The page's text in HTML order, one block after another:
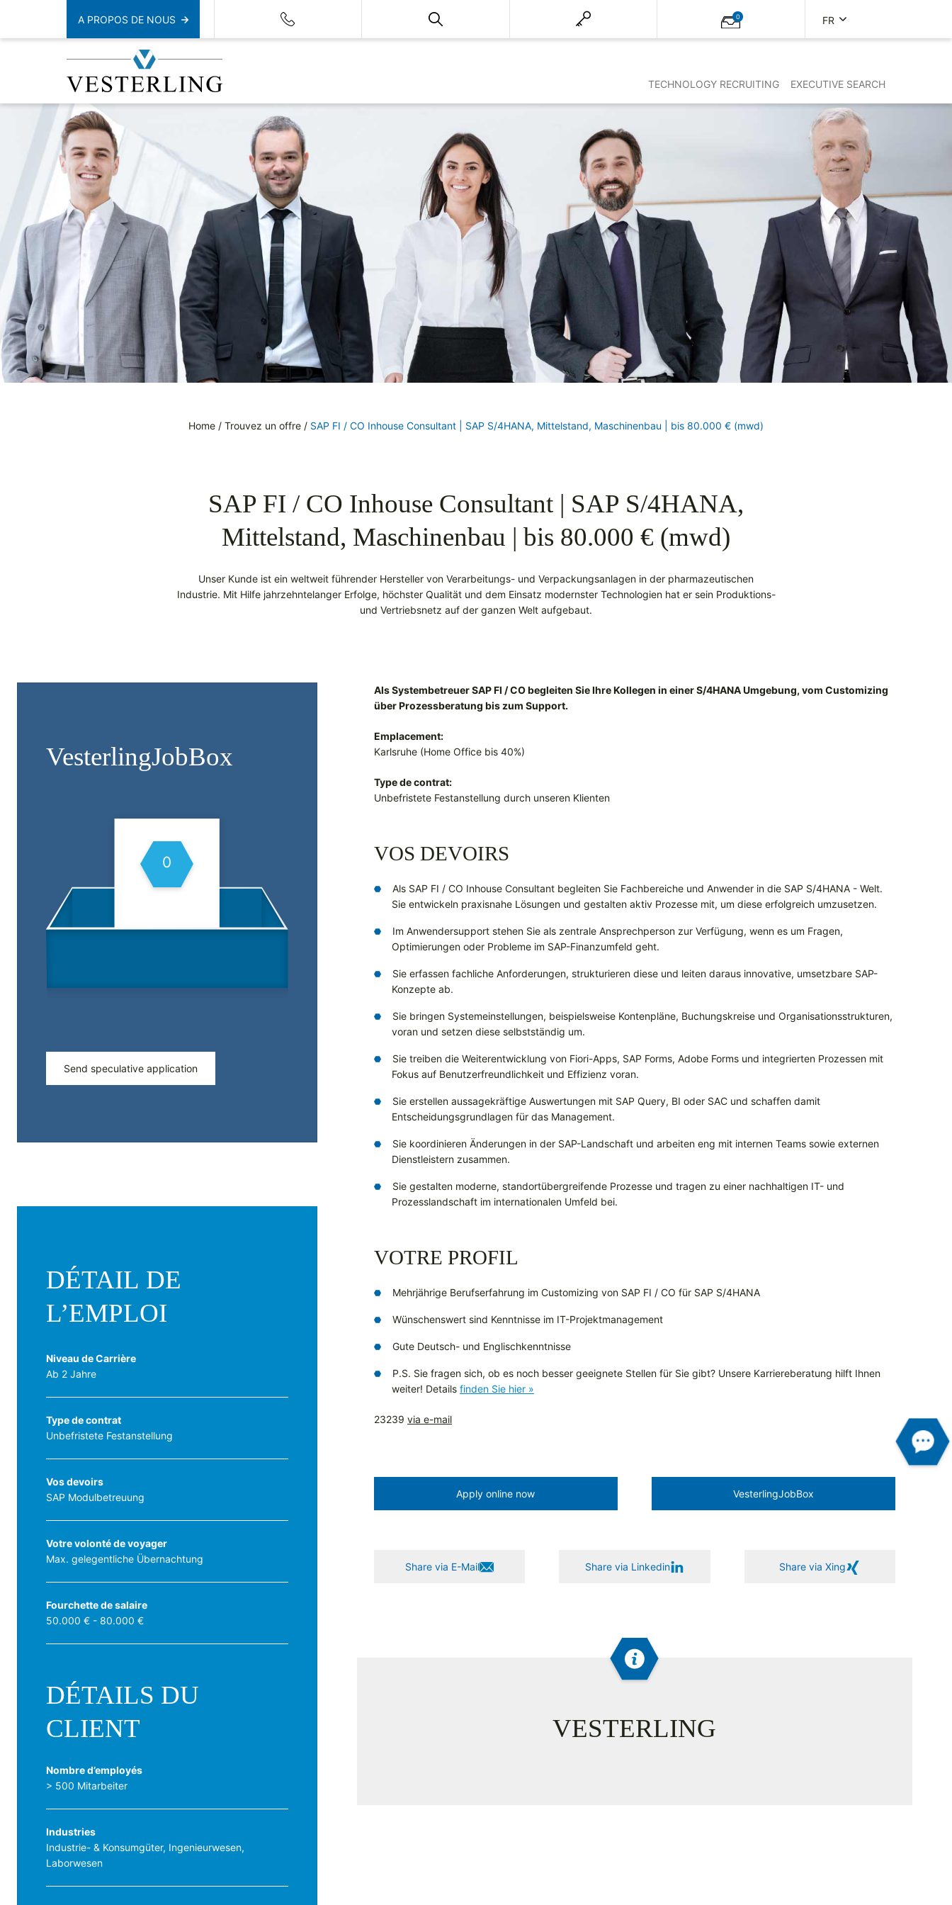
A PROPOS DE NOUS 0 FR
TECHNOLOGY RECRUITING EXECUTIVE SEARCH
Home / Trouvez un offre / SAP FI / CO Inhouse Consultant | SAP S/4HANA, Mittelstand, Maschinenbau | bis 80.000 € (mwd)
SAP FI / CO Inhouse Consultant | SAP S/4HANA,
Mittelstand, Maschinenbau | bis 80.000 € (mwd)
Unser Kunde ist ein weltweit führender Hersteller von Verarbeitungs- und Verpackungsanlagen in der pharmazeutischen
Industrie. Mit Hilfe jahrzehntelanger Erfolge, höchster Qualität und dem Einsatz modernster Technologien hat er sein Produktions-
und Vertriebsnetz auf der ganzen Welt aufgebaut.
Vesterling­JobBox
0
Send speculative application
DÉTAIL DE
L’EMPLOI
Niveau de Carrière
Ab 2 Jahre
Type de contrat
Unbefristete Festanstellung
Vos devoirs
SAP Modulbetreuung
Votre volonté de voyager
Max. gelegentliche Übernachtung
Fourchette de salaire
50.000 € - 80.000 €
DÉTAILS DU
CLIENT
Nombre d’employés
> 500 Mitarbeiter
Industries
Industrie- & Konsumgüter, Ingenieurwesen,
Laborwesen
Als Systembetreuer SAP FI / CO begleiten Sie Ihre Kollegen in einer S/4HANA Umgebung, vom Customizing
über Prozessberatung bis zum Support.
Emplacement:
Karlsruhe (Home Office bis 40%)
Type de contrat:
Unbefristete Festanstellung durch unseren Klienten
VOS DEVOIRS
Als SAP FI / CO Inhouse Consultant begleiten Sie Fachbereiche und Anwender in die SAP S/4HANA - Welt.
Sie entwickeln praxisnahe Lösungen und gestalten aktiv Prozesse mit, um diese erfolgreich umzusetzen.
Im Anwendersupport stehen Sie als zentrale Ansprechperson zur Verfügung, wenn es um Fragen,
Optimierungen oder Probleme im SAP-Finanzumfeld geht.
Sie erfassen fachliche Anforderungen, strukturieren diese und leiten daraus innovative, umsetzbare SAP-
Konzepte ab.
Sie bringen Systemeinstellungen, beispielsweise Kontenpläne, Buchungskreise und Organisationsstrukturen,
voran und setzen diese selbstständig um.
Sie treiben die Weiterentwicklung von Fiori-Apps, SAP Forms, Adobe Forms und integrierten Prozessen mit
Fokus auf Benutzerfreundlichkeit und Effizienz voran.
Sie erstellen aussagekräftige Auswertungen mit SAP Query, BI oder SAC und schaffen damit
Entscheidungsgrundlagen für das Management.
Sie koordinieren Änderungen in der SAP-Landschaft und arbeiten eng mit internen Teams sowie externen
Dienstleistern zusammen.
Sie gestalten moderne, standortübergreifende Prozesse und tragen zu einer nachhaltigen IT- und
Prozesslandschaft im internationalen Umfeld bei.
VOTRE PROFIL
Mehrjährige Berufserfahrung im Customizing von SAP FI / CO für SAP S/4HANA
Wünschenswert sind Kenntnisse im IT-Projektmanagement
Gute Deutsch- und Englischkenntnisse
P.S. Sie fragen sich, ob es noch besser geeignete Stellen für Sie gibt? Unsere Karriereberatung hilft Ihnen
weiter! Details finden Sie hier »
23239 via e-mail
Apply online now Vesterling­JobBox
Share via E-Mail Share via Linkedin Share via Xing
VESTERLING